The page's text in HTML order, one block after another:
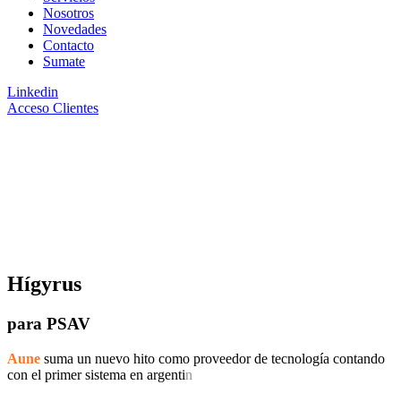
Nosotros
Novedades
Contacto
Sumate
Linkedin
Acceso Clientes
Hígyrus
para PSAV
Aune suma un nuevo hito como proveedor de tecnología contando
con el primer sistema en argentina.